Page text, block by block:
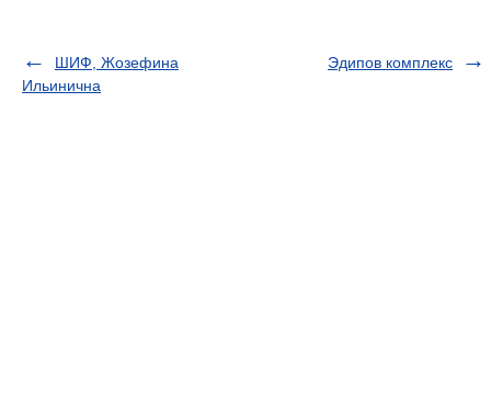
ШИФ, Жозефина
Ильинична
Эдипов комплекс